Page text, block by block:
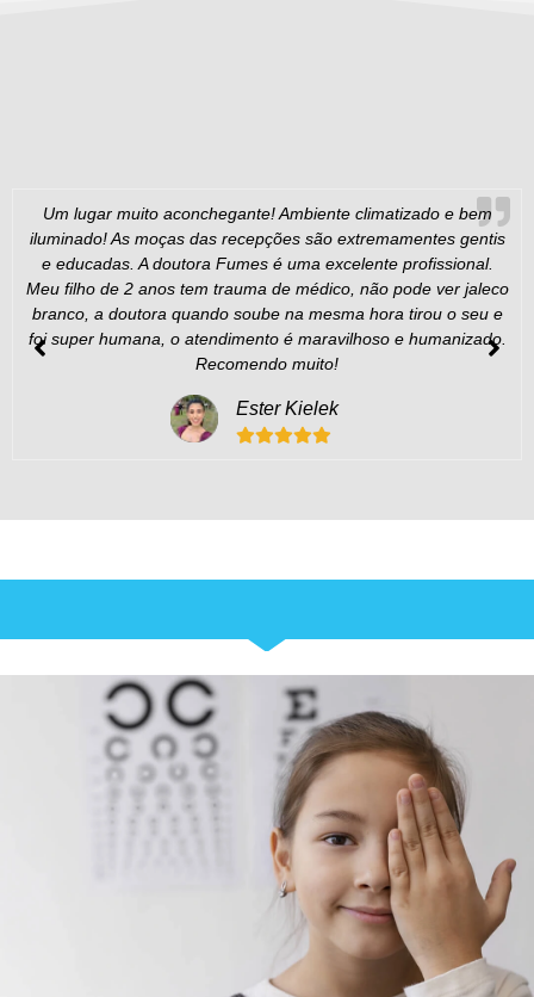
Um lugar muito aconchegante! Ambiente climatizado e bem
iluminado! As moças das recepções são extremamentes gentis
e educadas. A doutora Fumes é uma excelente profissional.
Meu filho de 2 anos tem trauma de médico, não pode ver jaleco
branco, a doutora quando soube na mesma hora tirou o seu e
foi super humana, o atendimento é maravilhoso e humanizado.
Recomendo muito!
Ester Kielek